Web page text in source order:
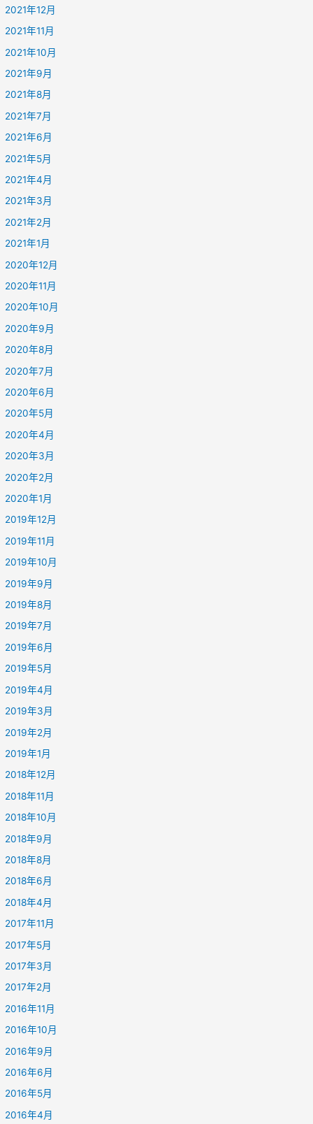
2021年12月
2021年11月
2021年10月
2021年9月
2021年8月
2021年7月
2021年6月
2021年5月
2021年4月
2021年3月
2021年2月
2021年1月
2020年12月
2020年11月
2020年10月
2020年9月
2020年8月
2020年7月
2020年6月
2020年5月
2020年4月
2020年3月
2020年2月
2020年1月
2019年12月
2019年11月
2019年10月
2019年9月
2019年8月
2019年7月
2019年6月
2019年5月
2019年4月
2019年3月
2019年2月
2019年1月
2018年12月
2018年11月
2018年10月
2018年9月
2018年8月
2018年6月
2018年4月
2017年11月
2017年5月
2017年3月
2017年2月
2016年11月
2016年10月
2016年9月
2016年6月
2016年5月
2016年4月